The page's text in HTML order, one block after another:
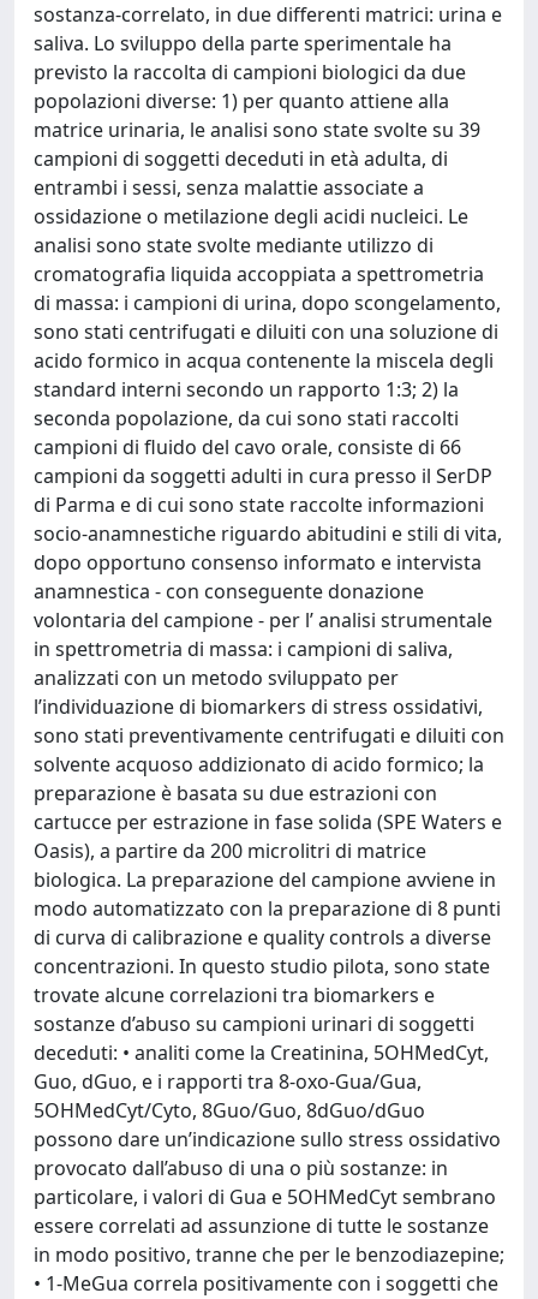
sostanza-correlato, in due differenti matrici: urina e
saliva. Lo sviluppo della parte sperimentale ha
previsto la raccolta di campioni biologici da due
popolazioni diverse: 1) per quanto attiene alla
matrice urinaria, le analisi sono state svolte su 39
campioni di soggetti deceduti in età adulta, di
entrambi i sessi, senza malattie associate a
ossidazione o metilazione degli acidi nucleici. Le
analisi sono state svolte mediante utilizzo di
cromatografia liquida accoppiata a spettrometria
di massa: i campioni di urina, dopo scongelamento,
sono stati centrifugati e diluiti con una soluzione di
acido formico in acqua contenente la miscela degli
standard interni secondo un rapporto 1:3; 2) la
seconda popolazione, da cui sono stati raccolti
campioni di fluido del cavo orale, consiste di 66
campioni da soggetti adulti in cura presso il SerDP
di Parma e di cui sono state raccolte informazioni
socio-anamnestiche riguardo abitudini e stili di vita,
dopo opportuno consenso informato e intervista
anamnestica - con conseguente donazione
volontaria del campione - per l’ analisi strumentale
in spettrometria di massa: i campioni di saliva,
analizzati con un metodo sviluppato per
l’individuazione di biomarkers di stress ossidativi,
sono stati preventivamente centrifugati e diluiti con
solvente acquoso addizionato di acido formico; la
preparazione è basata su due estrazioni con
cartucce per estrazione in fase solida (SPE Waters e
Oasis), a partire da 200 microlitri di matrice
biologica. La preparazione del campione avviene in
modo automatizzato con la preparazione di 8 punti
di curva di calibrazione e quality controls a diverse
concentrazioni. In questo studio pilota, sono state
trovate alcune correlazioni tra biomarkers e
sostanze d’abuso su campioni urinari di soggetti
deceduti: • analiti come la Creatinina, 5OHMedCyt,
Guo, dGuo, e i rapporti tra 8-oxo-Gua/Gua,
5OHMedCyt/Cyto, 8Guo/Guo, 8dGuo/dGuo
possono dare un’indicazione sullo stress ossidativo
provocato dall’abuso di una o più sostanze: in
particolare, i valori di Gua e 5OHMedCyt sembrano
essere correlati ad assunzione di tutte le sostanze
in modo positivo, tranne che per le benzodiazepine;
• 1-MeGua correla positivamente con i soggetti che